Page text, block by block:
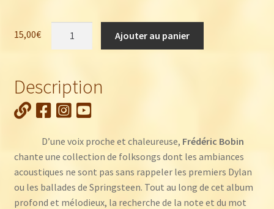
15,00€
:
Les
larmes
Ajouter au panier
Description
D’une voix proche et chaleureuse, Frédéric Bobin
chante une collection de folksongs dont les ambiances
acoustiques ne sont pas sans rappeler les premiers Dylan
ou les ballades de Springsteen. Tout au long de cet album
profond et mélodieux, la recherche de la note et du mot